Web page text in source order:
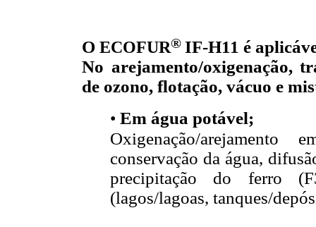
O ECOFUR® IF-H11 é
No arejamento/oxigenação,
de ozono, flotação, vácuo e
• Em água potável;
Oxigenação/
conservação da água,
precipitação do ferro
(lagos/lagoas, tanques/